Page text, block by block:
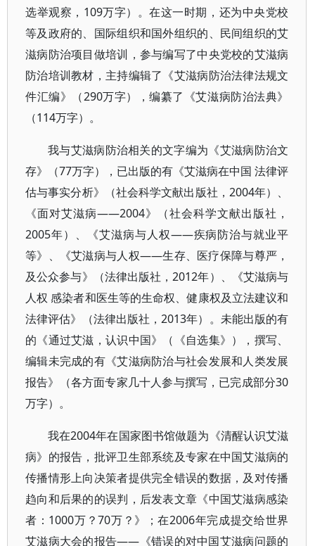
选举观察，109万字）。在这一时期，还为中央党校
等及政府的、国际组织和国外组织的、民间组织的艾
滋病防治项目做培训，参与编写了中央党校的艾滋病
防治培训教材，主持编辑了《艾滋病防治法律法规文
件汇编》（290万字），编纂了《艾滋病防治法典》
（114万字）。
我与艾滋病防治相关的文字编为《艾滋病防治文
存》（77万字），已出版的有《艾滋病在中国 法律评
估与事实分析》（社会科学文献出版社，2004年）、
《面对艾滋病——2004》（社会科学文献出版社，
2005年）、《艾滋病与人权——疾病防治与就业平
等》、《艾滋病与人权——生存、医疗保障与尊严，
及公众参与》（法律出版社，2012年）、《艾滋病与
人权 感染者和医生等的生命权、健康权及立法建议和
法律评估》（法律出版社，2013年）。未能出版的有
的《通过艾滋，认识中国》（《自选集》），撰写、
编辑未完成的有《艾滋病防治与社会发展和人类发展
报告》（各方面专家几十人参与撰写，已完成部分30
万字）。
我在2004年在国家图书馆做题为《清醒认识艾滋
病》的报告，批评卫生部系统及专家在中国艾滋病的
传播情形上向决策者提供完全错误的数据，及对传播
趋向和后果的的误判，后发表文章《中国艾滋病感染
者：1000万？70万？》；在2006年完成提交给世界
艾滋病大会的报告——《错误的对中国艾滋病问题的